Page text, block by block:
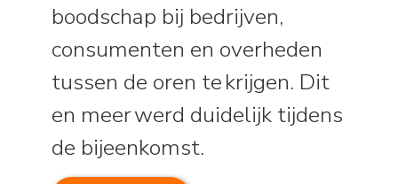
boodschap bij bedrijven,
consumenten en overheden
tussen de oren te krijgen. Dit
en meer werd duidelijk tijdens
de bijeenkomst.